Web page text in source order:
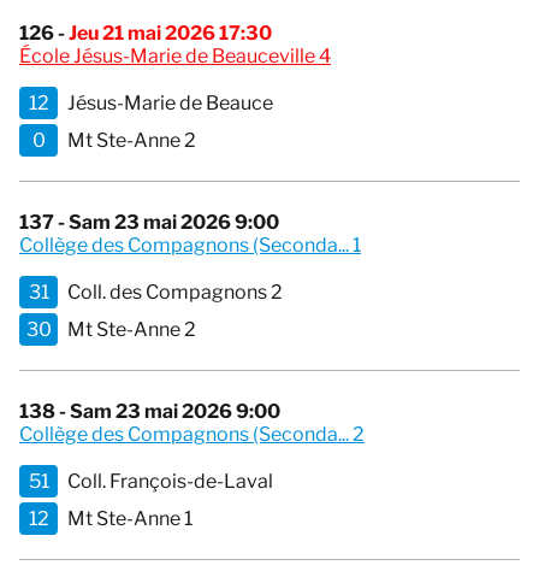
126 -Jeu 21 mai 2026 17:30
École Jésus-Marie de Beauceville 4
12
Jésus-Marie de Beauce
0
Mt Ste-Anne 2
137 - Sam 23 mai 2026 9:00
Collège des Compagnons (Seconda... 1
31
Coll. des Compagnons 2
30
Mt Ste-Anne 2
138 - Sam 23 mai 2026 9:00
Collège des Compagnons (Seconda... 2
51
Coll. François-de-Laval
12
Mt Ste-Anne 1